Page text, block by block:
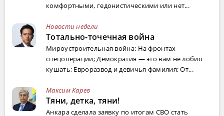
комфортными, гедонистическими или нет...
Новости недели
Тотально-точечная война
Мироустроительная война: На фронтах
спецоперации; Демократия — это вам не лобио
кушать; Евроразвод и девичья фамилия; От...
Максим Карев
Тяни, детка, тяни!
Анкара сделала заявку по итогам СВО стать